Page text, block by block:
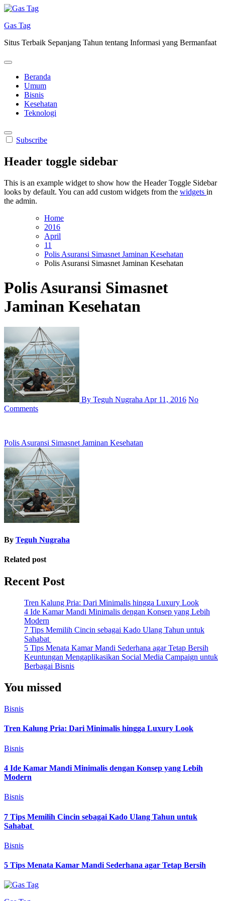
Skip
content
Gas Tag
Situs Terbaik Sepanjang Tahun tentang Informasi yang Bermanfaat
Beranda
Umum
Bisnis
Kesehatan
Teknologi
Subscribe
Header toggle sidebar
This is an example widget to show how the Header Toggle Sidebar
looks by default. You can add custom widgets from the widgets in
the admin.
Home
2016
April
11
Polis Asuransi Simasnet Jaminan Kesehatan
Polis Asuransi Simasnet Jaminan Kesehatan
Polis Asuransi Simasnet
Jaminan Kesehatan
By Teguh Nugraha Apr 11, 2016 No
Comments
Post
navigation
Polis Asuransi Simasnet Jaminan Kesehatan
By Teguh Nugraha
Related post
Recent Post
Tren Kalung Pria: Dari Minimalis hingga Luxury Look
4 Ide Kamar Mandi Minimalis dengan Konsep yang Lebih
Modern
7 Tips Memilih Cincin sebagai Kado Ulang Tahun untuk
Sahabat
5 Tips Menata Kamar Mandi Sederhana agar Tetap Bersih
Keuntungan Mengaplikasikan Social Media Campaign untuk
Berbagai Bisnis
You missed
Bisnis
Tren Kalung Pria: Dari Minimalis hingga Luxury Look
Bisnis
4 Ide Kamar Mandi Minimalis dengan Konsep yang Lebih
Modern
Bisnis
7 Tips Memilih Cincin sebagai Kado Ulang Tahun untuk
Sahabat
Bisnis
5 Tips Menata Kamar Mandi Sederhana agar Tetap Bersih